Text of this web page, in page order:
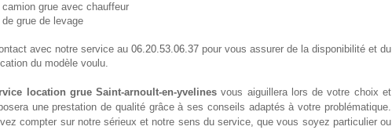
grue avec chauffeur
grue de levage
avec notre service au 06.20.53.06.37 pour vous assurer de la disponibilité et du
du modèle voulu.
location grue Saint-arnoult-en-yvelines vous aiguillera lors de votre choix et
une prestation de qualité grâce à ses conseils adaptés à votre problématique.
compter sur notre sérieux et notre sens du service, que vous soyez particulier ou